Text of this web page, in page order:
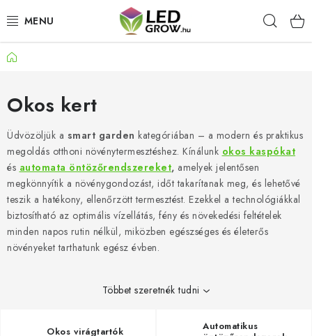
tartalomhoz
AKCIÓS TERMÉKEK
LED NÖVÉNYVILÁGÍTÁS
TERMESZTÉSI KELLÉKEK
AKVARISZTIKAI TERMÉKEK
MIKROZÖLDEK
OKOS KERT
Kezdőlap
Okos kert
Üdvözöljük a smart garden kategóriában – a modern és praktikus
megoldás otthoni növénytermesztéshez. Kínálunk okos kaspókat
és automata öntözőrendszereket, amelyek jelentősen
megkönnyítik a növénygondozást, időt takarítanak meg, és lehetővé
teszik a hatékony, ellenőrzött termesztést. Ezekkel a technológiákkal
biztosítható az optimális vízellátás, fény és növekedési feltételek
minden napos rutin nélkül, miközben egészséges és életerős
növényeket tarthatunk egész évben.
Többet szeretnék tudni
Okos virágtartók
Automatikus